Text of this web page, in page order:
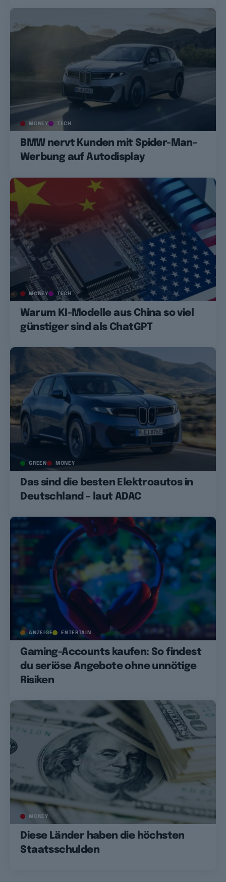
MONEY TECH
BMW nervt Kunden mit Spider-Man-
Werbung auf Autodisplay
MONEY TECH
Warum KI-Modelle aus China so viel
günstiger sind als ChatGPT
GREEN MONEY
Das sind die besten Elektroautos in
Deutschland – laut ADAC
ANZEIGE ENTERTAIN
Gaming-Accounts kaufen: So findest
du seriöse Angebote ohne unnötige
Risiken
MONEY
Diese Länder haben die höchsten
Staatsschulden